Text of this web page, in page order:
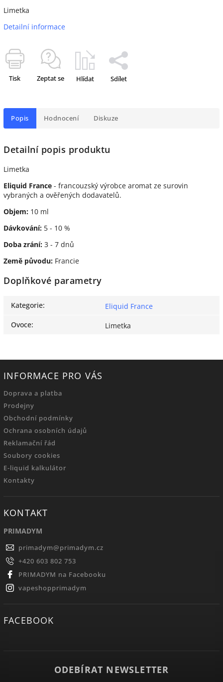
Limetka
Detailní informace
Tisk Zeptat se Hlídat Sdílet
Popis Hodnocení Diskuze
Detailní popis produktu
Limetka
Eliquid France - francouzský výrobce aromat ze surovin
vybraných a ověřených dodavatelů.
Objem: 10 ml
Dávkování: 5 - 10 %
Doba zrání: 3 - 7 dnů
Země původu: Francie
Doplňkové parametry
Kategorie:
Eliquid France
Ovoce: Limetka
INFORMACE PRO VÁS
Doprava a platba
Prodejny
Obchodní podmínky
Ochrana osobních údajů
Reklamační řád
Soubory cookies
E-liquid kalkulátor
Kontakty
KONTAKT
PRIMADYM
primadym@primadym.cz
+420 603 802 753
PRIMADYM na Facebooku
vapeshopprimadym
FACEBOOK
ODEBÍRAT NEWSLETTER